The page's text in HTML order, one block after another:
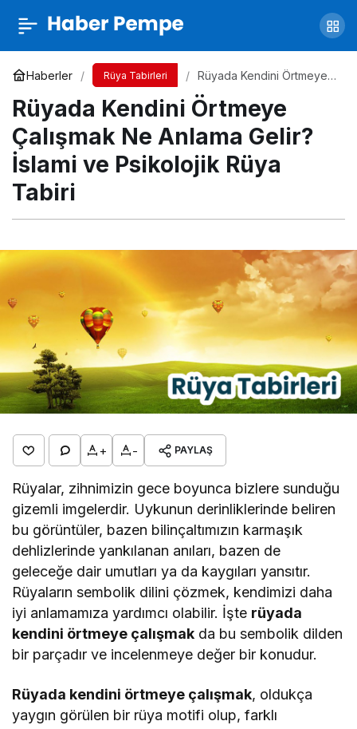
Haberler Rüya Tabirleri
Rüyada Kendini Örtmeye
İslami ve Psikolojik Rüya
Tabiri
Rüyada Kendini Örtmeye
Çalışmak Ne Anlama Gelir?
İslami ve Psikolojik Rüya
Tabiri
+ - PAYLAŞ
Rüyalar, zihnimizin gece boyunca bizlere sunduğu
gizemli imgelerdir. Uykunun derinliklerinde beliren
bu görüntüler, bazen bilinçaltımızın karmaşık
dehlizlerinde yankılanan anıları, bazen de
geleceğe dair umutları ya da kaygıları yansıtır.
Rüyaların sembolik dilini çözmek, kendimizi daha
iyi anlamamıza yardımcı olabilir. İşte rüyada
kendini örtmeye çalışmak da bu sembolik dilden
bir parçadır ve incelenmeye değer bir konudur.
Rüyada kendini örtmeye çalışmak, oldukça
yaygın görülen bir rüya motifi olup, farklı
Rüyada Köpek Sevmek Ne Anlama Gelir?
İslami ve Psikolojik Rüya Tabiri
Paylaş